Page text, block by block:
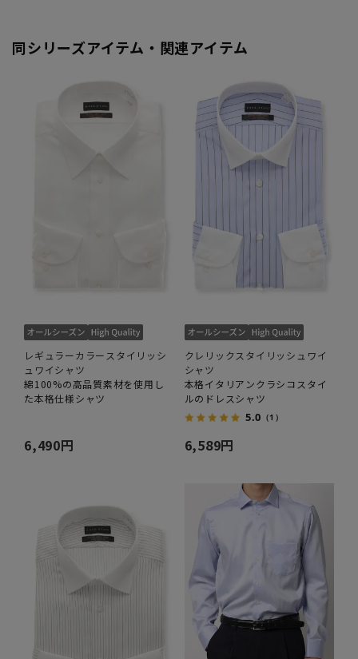
同シリーズアイテム・関連アイテム
レギュラーカラースタイリッシ
ュワイシャツ
綿100%の高品質素材を使用し
た本格仕様シャツ
6,490円
クレリックスタイリッシュワイ
シャツ
本格イタリアンクラシコスタイ
ルのドレスシャツ
5.0 （1）
6,589円